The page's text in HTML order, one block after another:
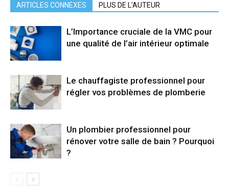
ARTICLES CONNEXES PLUS DE L'AUTEUR
L’Importance cruciale de la VMC pour
une qualité de l’air intérieur optimale
Le chauffagiste professionnel pour
régler vos problèmes de plomberie
Un plombier professionnel pour
rénover votre salle de bain ? Pourquoi
?